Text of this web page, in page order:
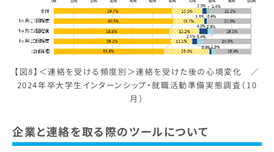
【図8】＜連絡を受ける頻度別＞連絡を受けた後の心境変化 ／
2024年卒大学生インターンシップ・就職活動準備実態調査（10
月）
企業と連絡を取る際のツールについて